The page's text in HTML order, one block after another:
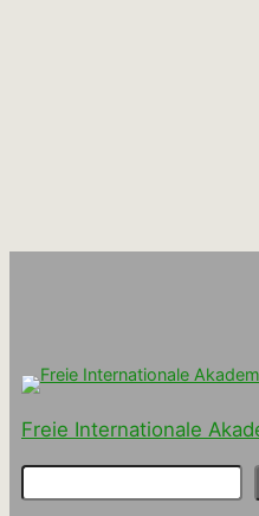
Freie Internationale
u